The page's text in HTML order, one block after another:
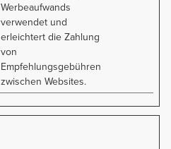
Werbeaufwands
verwendet und
erleichtert die Zahlung
von
Empfehlungsgebühren
zwischen Websites.